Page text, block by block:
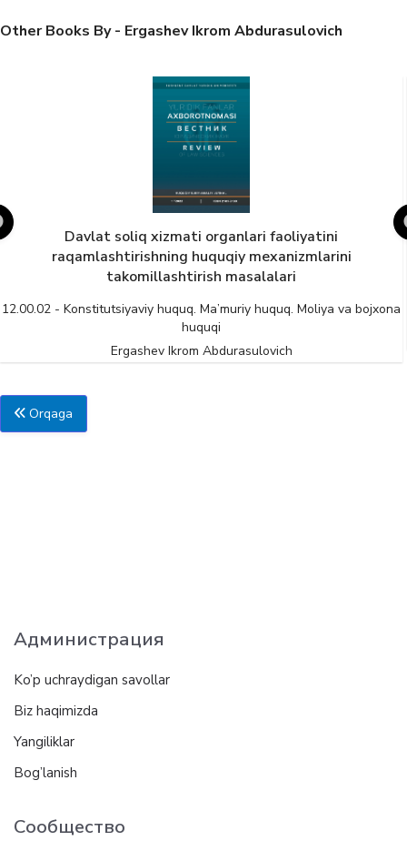
Other Books By - Ergashev Ikrom Abdurasulovich
Davlat soliq xizmati organlari faoliyatini
raqamlashtirishning huquqiy mexanizmlarini
takomillashtirish masalalari
12.00.02 - Konstitutsiyaviy huquq. Ma’muriy huquq. Moliya va bojxona
huquqi
Ergashev Ikrom Abdurasulovich
Orqaga
Администрация
Ko’p uchraydigan savollar
Biz haqimizda
Yangiliklar
Bog’lanish
Сообщество